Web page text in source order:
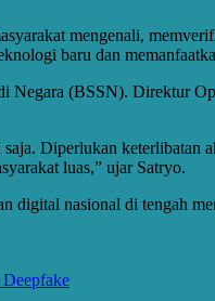
mengenali,
baru dan
Negara (BSSN). Direktur
Diperlukan
luas,” ujar Satryo.
nasional di tengah